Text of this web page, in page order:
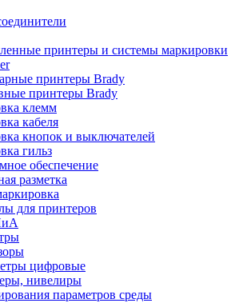
принтеры и системы маркировки
принтеры Brady
принтеры Brady
клемм
кабеля
кнопок и выключателей
гильз
обеспечение
разметка
для принтеров
цифровые
нивелиры
параметров среды